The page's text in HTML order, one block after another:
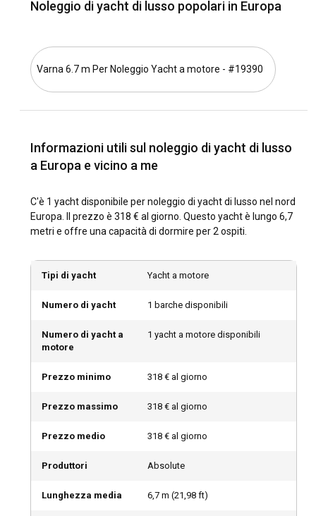
Noleggio di Yacht di Lusso nel Nord Europa ed esplora gli
nominate. In cima alla lista delle migliori rotte di navigazione
c'è l'incredibile viaggio da Stavanger a Bergen in Norvegia,
conosciuto come la 'Porta dei Fiordi'.
Il miglior periodo per noleggiare uno yacht di lusso nel Nord
Europa è tipicamente tra giugno e agosto, quando la
per fare turismo e partecipare a varie attività all'aperto.
Eventi stagionali come le iconiche celebrazioni di Mezza
Estate offrono anche esperienze culturali uniche.
Come sono le condizioni meteorologiche e di
Le condizioni di navigazione nel Nord Europa variano
mesi estivi offrono condizioni meteorologiche favorevoli
condizioni di vento miti. I marinai dovrebbero considerare la
estive che offrono opportunità di esplorazione estese.
Come esplorare la storia e la cultura del Nord
immergetevi in esperienze culturali diverse. Approfondite il
Noleggio di yacht di lusso popolari in Europa
Varna 6.7 m Per Noleggio Yacht a motore - #19390
Informazioni utili sul noleggio di yacht di lusso
a Europa e vicino a me
C'è 1 yacht disponibile per noleggio di yacht di lusso nel nord
Europa. Il prezzo è 318 € al giorno. Questo yacht è lungo 6,7
metri e offre una capacità di dormire per 2 ospiti.
Tipi di yacht Yacht a motore
Numero di yacht 1 barche disponibili
Numero di yacht a
motore
1 yacht a motore disponibili
Prezzo minimo 318 € al giorno
Prezzo massimo 318 € al giorno
Prezzo medio 318 € al giorno
Produttori Absolute
Lunghezza media 6,7 m (21,98 ft)